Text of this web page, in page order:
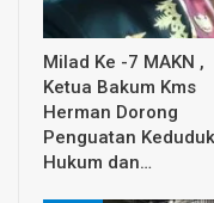
Milad Ke -7 MAKN ,
Ketua Bakum Kms
Herman Dorong
Penguatan
Hukum dan…